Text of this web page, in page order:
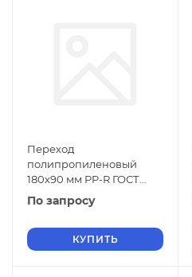
Переход
полипропиленовый
180х90 мм PP-R ГОСТ
32415-2013
По запросу
КУПИТЬ